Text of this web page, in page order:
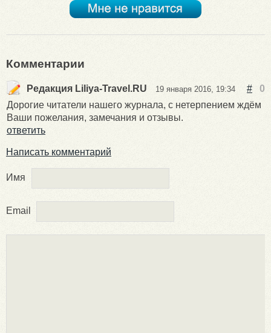
Комментарии
Редакция Liliya-Travel.RU 19 января 2016, 19:34 #
0
Дорогие читатели нашего журнала, с нетерпением ждём
Ваши пожелания, замечания и отзывы.
ответить
Написать комментарий
Имя
Email